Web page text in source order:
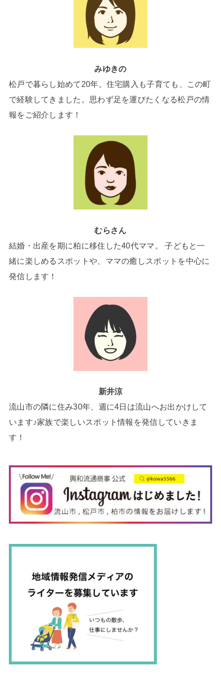
みゆきの
松戸で暮らし始めて20年。住宅購入も子育ても、この町
で経験してきました。思わず足を運びたくなる松戸の情
報をご紹介します！
むらさん
結婚・出産を期に柏に移住した40代ママ。 子どもと一
緒に楽しめるスポットや、ママの癒しスポットを中心に
発信します！
新井涼
流山市の隣に住み30年、週に4日は流山へお出かけして
います♪家族で楽しいスポット情報を発信していきま
す！